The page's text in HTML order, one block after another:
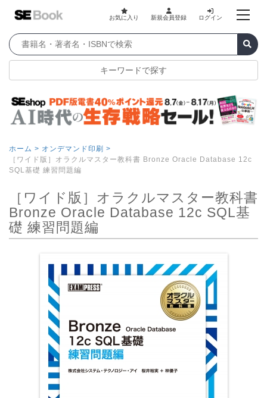
お気に入り 新規会員登録 ログイン
キーワードで探す
ホーム > オンデマンド印刷 >
［ワイド版］オラクルマスター教科書 Bronze Oracle Database 12c
SQL基礎 練習問題編
［ワイド版］オラクルマスター教科書
Bronze Oracle Database 12c SQL基
礎 練習問題編